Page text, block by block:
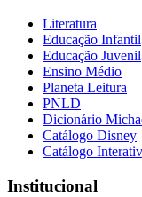
Literatura
Educação Infantil
Educação Juvenil
Ensino Médio
Planeta Leitura
PNLD
Dicionário
Catálogo Disney
Catálogo
Institucional